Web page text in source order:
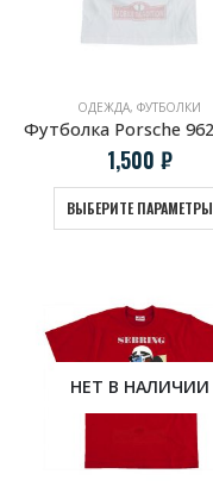
ОДЕЖДА, ФУТБОЛКИ
1,500 ₽
ВЫБЕРИТЕ ПАРАМЕТРЫ
НЕТ В НАЛИЧИИ